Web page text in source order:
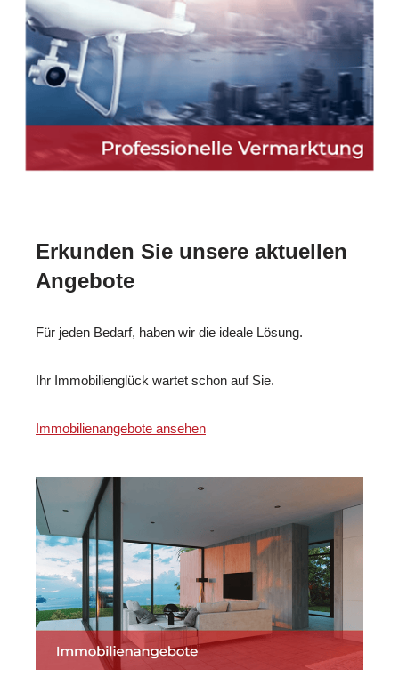
Erkunden Sie unsere aktuellen
Angebote
Für jeden Bedarf, haben wir die ideale Lösung.
Ihr Immobilienglück wartet schon auf Sie.
Immobilienangebote ansehen